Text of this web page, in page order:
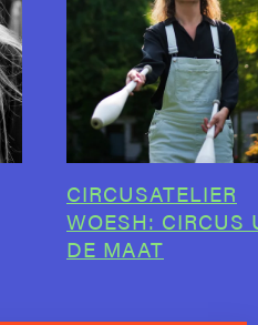
CIRCUSATELIER
WOESH: CIRCUS
DE MAAT